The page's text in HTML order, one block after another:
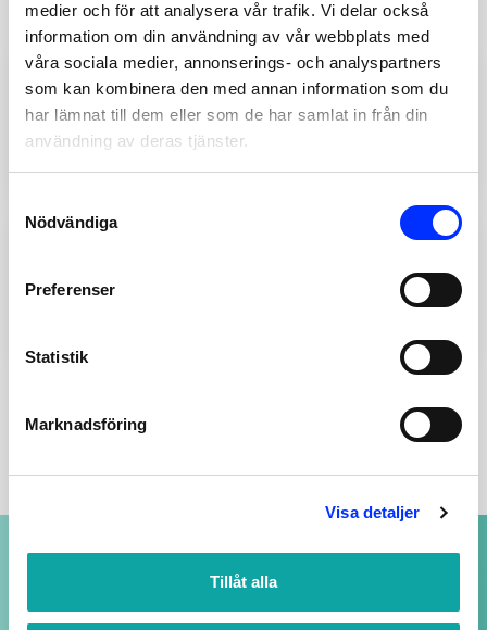
medier och för att analysera vår trafik. Vi delar också
information om din användning av vår webbplats med
våra sociala medier, annonserings- och analyspartners
som kan kombinera den med annan information som du
har lämnat till dem eller som de har samlat in från din
användning av deras tjänster.
Selection
Nödvändiga
Preferenser
Statistik
Marknadsföring
Visa detaljer
Tillåt alla
9418478
HANDDUSCH TAPWELL
DSO14090 MÄSSING
1,165SEK
NOGGRANT UTVALDA PRODUKTER
av högsta kvalitet